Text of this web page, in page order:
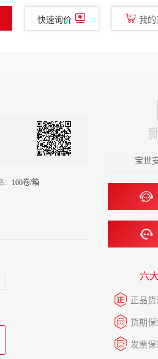
免费服务
快速询价
我的
金融服务 走进新明辉
100卷/箱
宝世
六
正品货
货期保
发票保